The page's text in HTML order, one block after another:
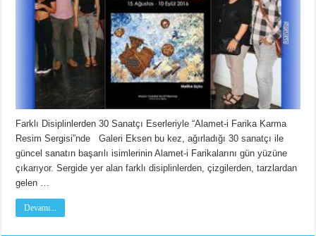
Farklı Disiplinlerden 30 Sanatçı Eserleriyle “Alamet-i Farika Karma
Resim Sergisi”nde Galeri Eksen bu kez, ağırladığı 30 sanatçı ile
güncel sanatın başarılı isimlerinin Alamet-i Farikalarını gün yüzüne
çıkarıyor. Sergide yer alan farklı disiplinlerden, çizgilerden, tarzlardan
gelen …
Devamı...